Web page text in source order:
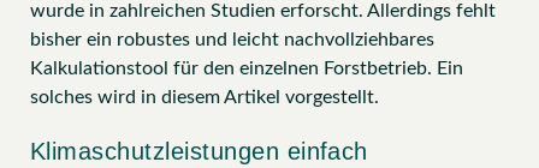
wurde in zahlreichen Studien erforscht. Allerdings fehlt
bisher ein robustes und leicht nachvollziehbares
Kalkulationstool für den einzelnen Forstbetrieb. Ein
solches wird in diesem Artikel vorgestellt.
Klimaschutzleistungen einfach